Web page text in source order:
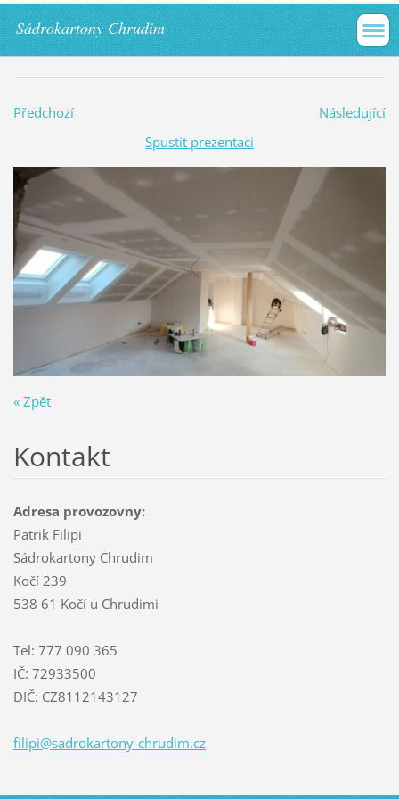
Sádrokartony Chrudim
Předchozí
Následující
Spustit prezentaci
« Zpět
Kontakt
Adresa provozovny:
Patrik Filipi
Sádrokartony Chrudim
Kočí 239
538 61 Kočí u Chrudimi
Tel: 777 090 365
IČ: 72933500
DIČ: CZ8112143127
filipi@sadrokartony-chrudim.cz